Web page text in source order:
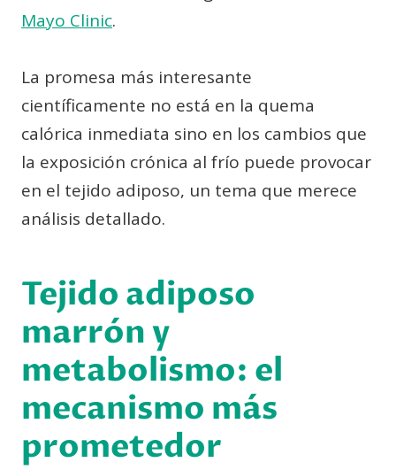
Mayo Clinic.
La promesa más interesante
científicamente no está en la quema
calórica inmediata sino en los cambios que
la exposición crónica al frío puede provocar
en el tejido adiposo, un tema que merece
análisis detallado.
Tejido adiposo
marrón y
metabolismo: el
mecanismo más
prometedor